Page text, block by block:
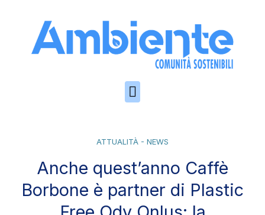
ATTUALITÀ - NEWS
Anche quest’anno Caffè
Borbone è partner di Plastic